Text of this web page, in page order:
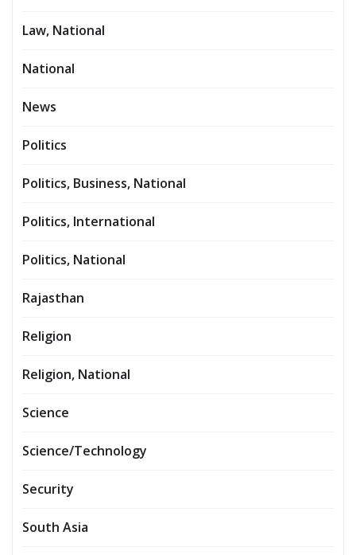
Law, National
National
News
Politics
Politics, Business, National
Politics, International
Politics, National
Rajasthan
Religion
Religion, National
Science
Science/Technology
Security
South Asia